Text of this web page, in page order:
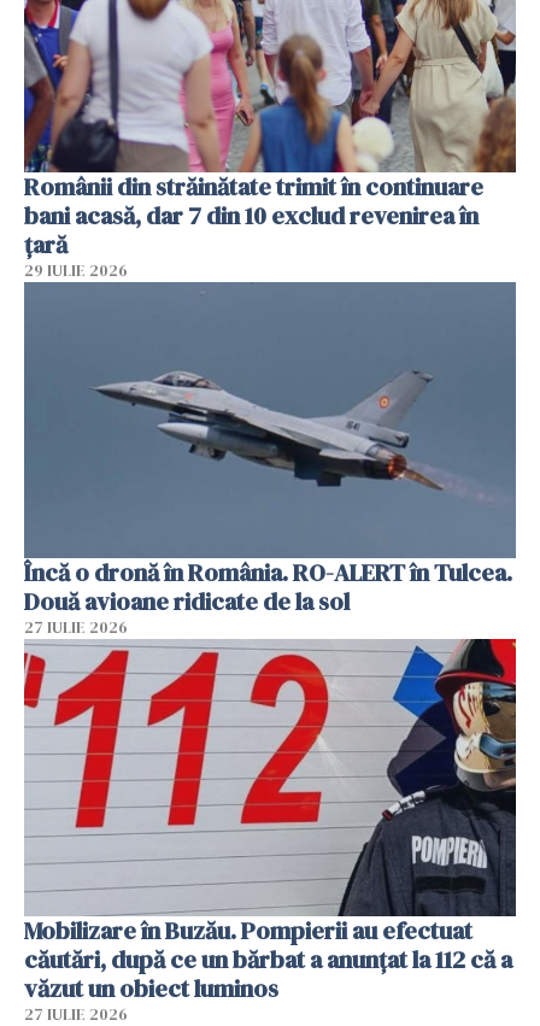
Românii din străinătate trimit în continuare
bani acasă, dar 7 din 10 exclud revenirea în
țară
29 IULIE 2026
Încă o dronă în România. RO-ALERT în Tulcea.
Două avioane ridicate de la sol
27 IULIE 2026
Mobilizare în Buzău. Pompierii au efectuat
căutări, după ce un bărbat a anunțat la 112 că a
văzut un obiect luminos
27 IULIE 2026